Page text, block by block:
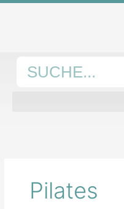
Zum
Pilates